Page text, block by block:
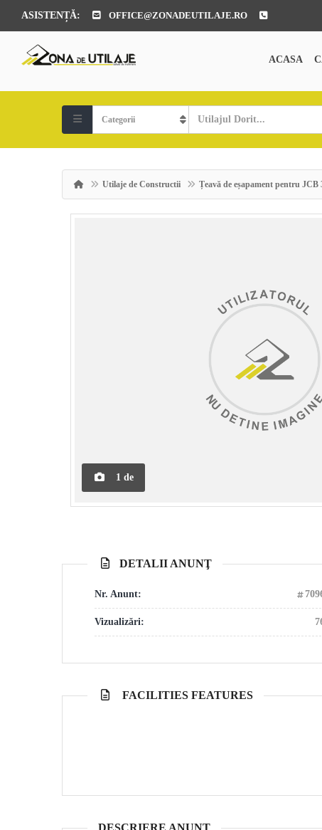
ASISTENȚĂ: OFFICE@ZONADEUTILAJE.RO
ACASA
Utilaje de Constructii Țeavă de eșapament pentru
1 de
DETALII ANUNŢ
Nr. Anunt:
Vizualizări:
FACILITIES FEATURES
DESCRIERE ANUNŢ